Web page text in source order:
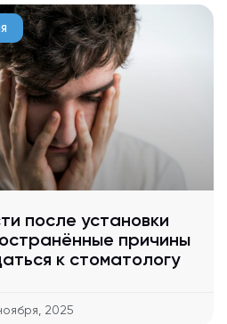
после установки
причины
к стоматологу
2025